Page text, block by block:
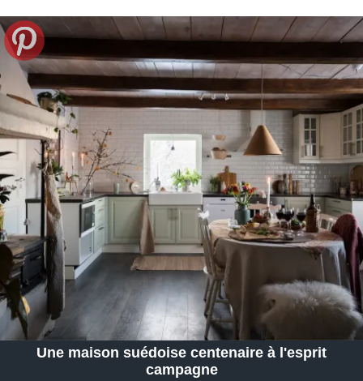
Une maison suédoise centenaire à l'esprit
campagne